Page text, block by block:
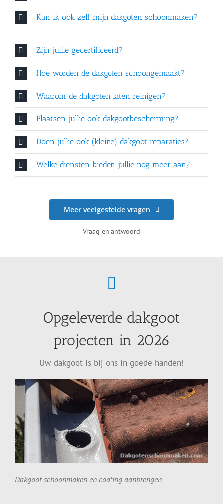
Kan ik ook zelf mijn dakgoten schoonmaken?
Zijn jullie gecertificeerd?
Hoe worden de dakgoten schoongemaakt?
Waarom de dakgoten laten reinigen?
Plaatsen jullie ook dakgootbescherming?
Doen jullie ook (kleine) dakgoot reparaties?
Welke diensten bieden jullie nog meer aan?
Meer veelgestelde vragen
Vraag en antwoord
Opgeleverde dakgoot
projecten in 2026
Uw dakgoot is bij ons in goede handen!
Dakgoot schoonmaken en coating aanbrengen